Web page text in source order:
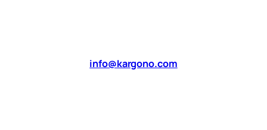
info@kargono.com